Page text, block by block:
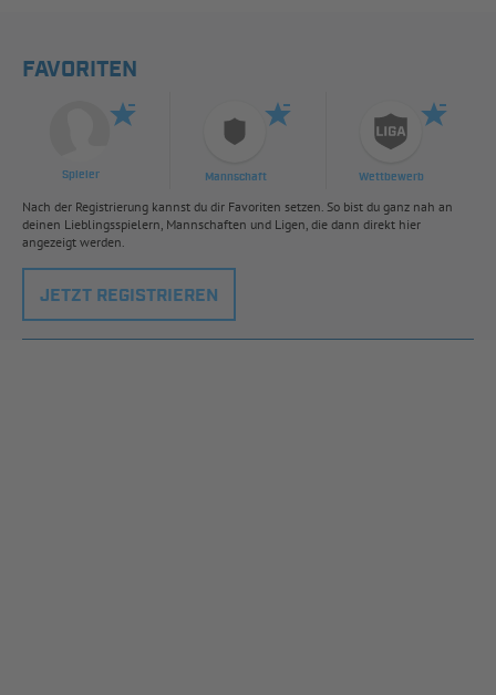
FAVORITEN
Spieler Mannschaft Wettbewerb
Nach der Registrierung kannst du dir Favoriten setzen. So bist du ganz nah an
deinen Lieblingsspielern, Mannschaften und Ligen, die dann direkt hier
angezeigt werden.
JETZT REGISTRIEREN